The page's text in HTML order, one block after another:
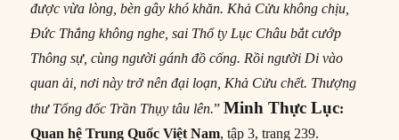
được vừa lòng, bèn gây khó khăn. Khả Cửu không chịu,
Ðức Thắng không nghe, sai Thổ ty Lục Châu bắt cướp
Thông sự, cùng người gánh đồ cống. Rồi người Di vào
quan ải, nơi này trở nên đại loạn, Khả Cửu chết. Thượng
thư Tổng đốc Trần Thụy tâu lên.” Minh Thực Lục:
Quan hệ Trung Quốc Việt Nam,tập 3, trang 239.